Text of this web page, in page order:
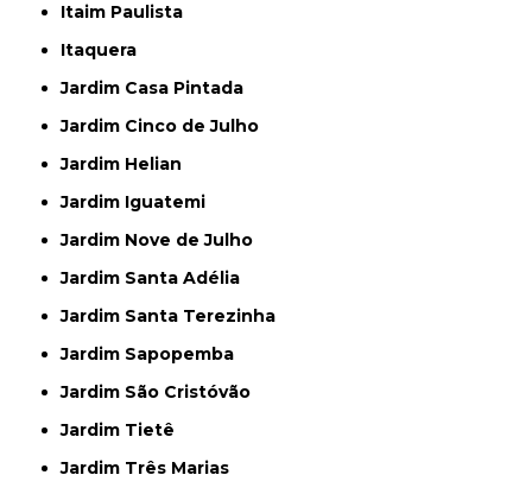
Itaim Paulista
Itaquera
Jardim Casa Pintada
Jardim Cinco de Julho
Jardim Helian
Jardim Iguatemi
Jardim Nove de Julho
Jardim Santa Adélia
Jardim Santa Terezinha
Jardim Sapopemba
Jardim São Cristóvão
Jardim Tietê
Jardim Três Marias